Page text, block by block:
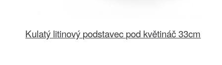
Kulatý litinový podstavec pod květináč 33cm